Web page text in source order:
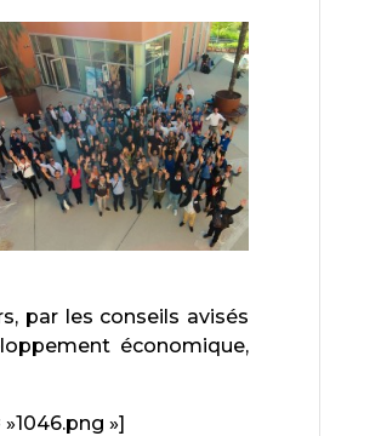
par les conseils avisés
économique,
»]